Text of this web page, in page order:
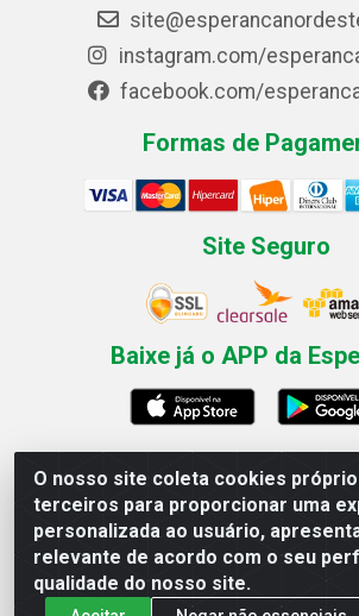
O nosso site coleta cookies
terceiros para proporcionar uma
personalizada ao usuário,
relevante de acordo com o seu
qualidade do nosso site.
instagram.com/
facebook.com/
Formas de
Site Seguro
Baixe já o APP da
Esperança Nordeste - Rua Professor
Estância - Recife / PE CEP: 50771-
03.666.136/0001-23